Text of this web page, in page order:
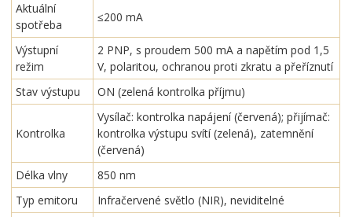
Aktuální
spotřeba
≤200 mA
Výstupní
režim
2 PNP, s proudem 500 mA a napětím pod 1,5
V, polaritou, ochranou proti zkratu a přeříznutí
Stav výstupu
ON (zelená kontrolka příjmu)
Kontrolka
Vysílač: kontrolka napájení (červená); přijímač:
kontrolka výstupu svítí (zelená), zatemnění
(červená)
Délka vlny
850 nm
Typ emitoru
Infračervené světlo (NIR), neviditelné